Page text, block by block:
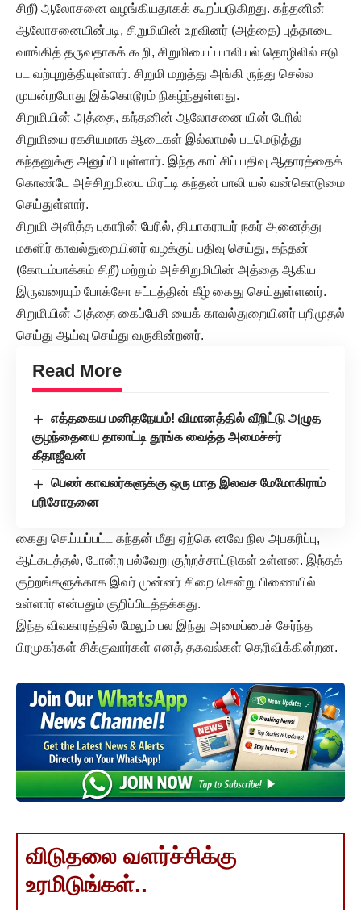
சிறீ) ஆலோசனை வழங்கியதாகக் கூறப்படுகிறது. கந்தனின்
ஆலோசனையின்படி, சிறுமியின் உறவினர் (அத்தை) புத்தாடை
வாங்கித் தருவதாகக் கூறி, சிறுமியைப் பாலியல் தொழிலில் ஈடு
பட வற்புறுத்தியுள்ளார். சிறுமி மறுத்து அங்கி ருந்து செல்ல
முயன்றபோது இக்கொடூரம் நிகழ்ந்துள்ளது.
சிறுமியின் அத்தை, கந்தனின் ஆலோசனை யின் பேரில்
சிறுமியை ரகசியமாக ஆடைகள் இல்லாமல் படமெடுத்து
கந்தனுக்கு அனுப்பி யுள்ளார். இந்த காட்சிப் பதிவு ஆதாரத்தைக்
கொண்டே அச்சிறுமியை மிரட்டி கந்தன் பாலி யல் வன்கொடுமை
செய்துள்ளார்.
சிறுமி அளித்த புகாரின் பேரில், தியாகராயர் நகர் அனைத்து
மகளிர் காவல்துறையினர் வழக்குப் பதிவு செய்து, கந்தன்
(கோடம்பாக்கம் சிறீ) மற்றும் அச்சிறுமியின் அத்தை ஆகிய
இருவரையும் போக்சோ சட்டத்தின் கீழ் கைது செய்துள்ளனர்.
சிறுமியின் அத்தை கைப்பேசி யைக் காவல்துறையினர் பறிமுதல்
செய்து ஆய்வு செய்து வருகின்றனர்.
Read More
எத்தகைய மனிதநேயம்! விமானத்தில் வீறிட்டு அழுத
குழந்தையை தாலாட்டி தூங்க வைத்த அமைச்சர்
கீதாஜீவன்
பெண் காவலர்களுக்கு ஒரு மாத இலவச மேமோகிராம்
பரிசோதனை
கைது செய்யப்பட்ட கந்தன் மீது ஏற்கெ னவே நில அபகரிப்பு,
ஆட்கடத்தல், போன்ற பல்வேறு குற்றச்சாட்டுகள் உள்ளன. இந்தக்
குற்றங்களுக்காக இவர் முன்னர் சிறை சென்று பிணையில்
உள்ளார் என்பதும் குறிப்பிடத்தக்கது.
இந்த விவகாரத்தில் மேலும் பல இந்து அமைப்பைச் சேர்ந்த
பிரமுகர்கள் சிக்குவார்கள் எனத் தகவல்கள் தெரிவிக்கின்றன.
விடுதலை வளர்ச்சிக்கு
உரமிடுங்கள்..